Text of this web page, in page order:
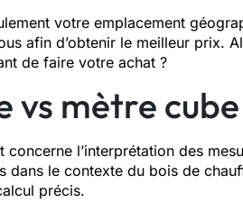
votre emplacement
afin d’obtenir le meilleur prix.
de faire votre achat ?
vs mètre cube
concerne l’interprétation des
dans le contexte du bois de
précis.